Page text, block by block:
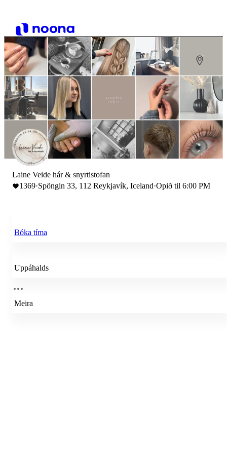
Laine Veide hár & snyrtistofan
1369·Spöngin 33, 112 Reykjavík, Iceland·Opið til 6:00 PM
Bóka tíma
Uppáhalds
Meira